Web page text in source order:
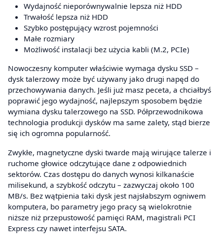
Wydajność nieporównywalnie lepsza niż HDD
Trwałość lepsza niż HDD
Szybko postępujący wzrost pojemności
Małe rozmiary
Możliwość instalacji bez użycia kabli (M.2, PCIe)
Nowoczesny komputer właściwie wymaga dysku SSD –
dysk talerzowy może być używany jako drugi napęd do
przechowywania danych. Jeśli już masz peceta, a chciałbyś
poprawić jego wydajność, najlepszym sposobem będzie
wymiana dysku talerzowego na SSD. Półprzewodnikowa
technologia produkcji dysków ma same zalety, stąd bierze
się ich ogromna popularność.
Zwykłe, magnetyczne dyski twarde mają wirujące talerze i
ruchome głowice odczytujące dane z odpowiednich
sektorów. Czas dostępu do danych wynosi kilkanaście
milisekund, a szybkość odczytu – zazwyczaj około 100
MB/s. Bez wątpienia taki dysk jest najsłabszym ogniwem
komputera, bo parametry jego pracy są wielokrotnie
niższe niż przepustowość pamięci RAM, magistrali PCI
Express czy nawet interfejsu SATA.